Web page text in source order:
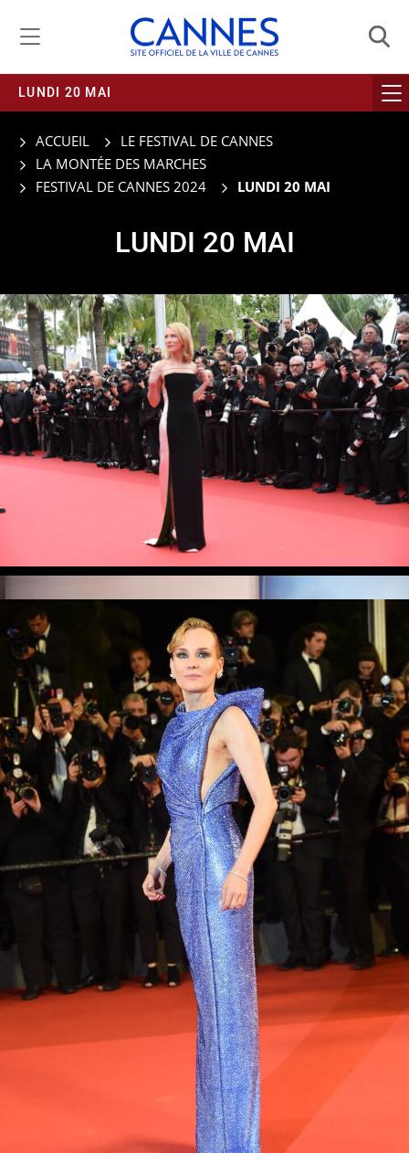
LUNDI 20 MAI
ACCUEIL
LE FESTIVAL DE CANNES
LA MONTÉE DES MARCHES
FESTIVAL DE CANNES 2024
LUNDI 20 MAI
LUNDI 20 MAI